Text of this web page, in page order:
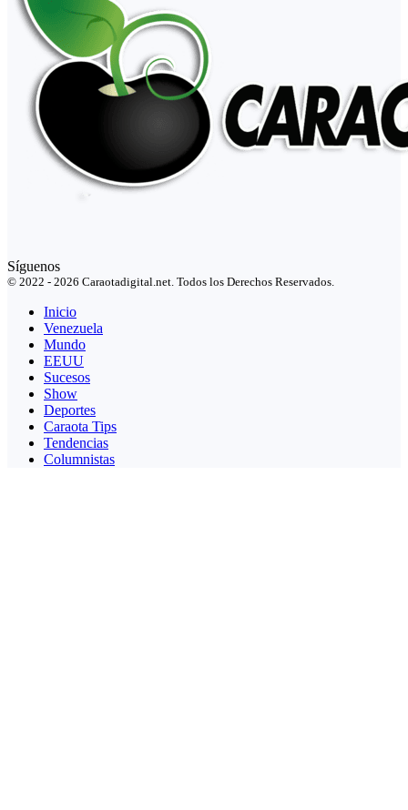
Síguenos
© 2022 - 2026 Caraotadigital.net. Todos los Derechos Reservados.
Inicio
Venezuela
Mundo
EEUU
Sucesos
Show
Deportes
Caraota Tips
Tendencias
Columnistas